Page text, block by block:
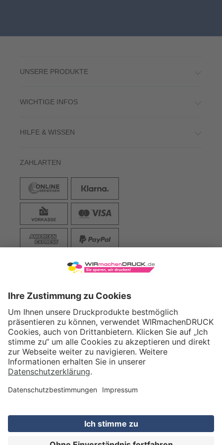
UNSERE PRODUKTE
WICHTIGE INFOS
HILFE & WISSEN
ZAHLARTEN
VERSAND
WIRmachenDRUCK GmbH
Illerstraße 15
71522 Backnang